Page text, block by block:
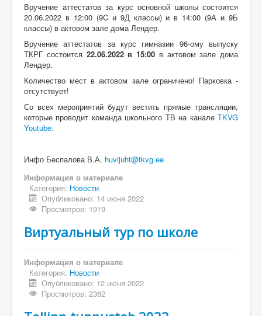
Вручение аттестатов за курс основной школы состоится
20.06.2022 в 12:00 (9C и 9Д классы) и в 14:00 (9А и 9Б
классы) в актовом зале дома Лендер.
Вручение аттестатов за курс гимназии 96-ому выпуску
ТКРГ состоится 22.06.2022 в 15:00 в актовом зале дома
Лендер.
Количество мест в актовом зале ограничено! Парковка -
отсутствует!
Со всех мероприятий будут вестить прямые трансляции,
которые проводит команда школьного ТВ на канале ТKVG
Youtube.
Инфо Беспалова В.А. huvijuht@tkvg.ee
Информация о материале
Категория: Новости
Опубликовано: 14 июня 2022
Просмотров: 1919
Виртуальный тур по школе
Информация о материале
Категория: Новости
Опубликовано: 12 июня 2022
Просмотров: 2362